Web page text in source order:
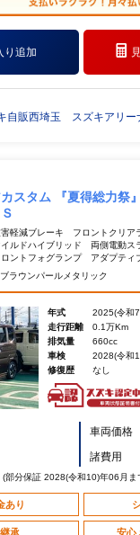
り追加
キ自販西埼玉 スズキアリー
カスタム 『夏得総力
軽減ブレーキ フロントクリア
ルドハイブリッド 両側電動ス
ントフォグランプ アダプティ
ラウンパールメタリック
年式
2025(令和
走行距離
0.1万Km
排気量
660cc
車検
2028(令和
修復歴
なし
車両価格
諸費用
部分保証 2028(令和10)年06月
あり
承 安心